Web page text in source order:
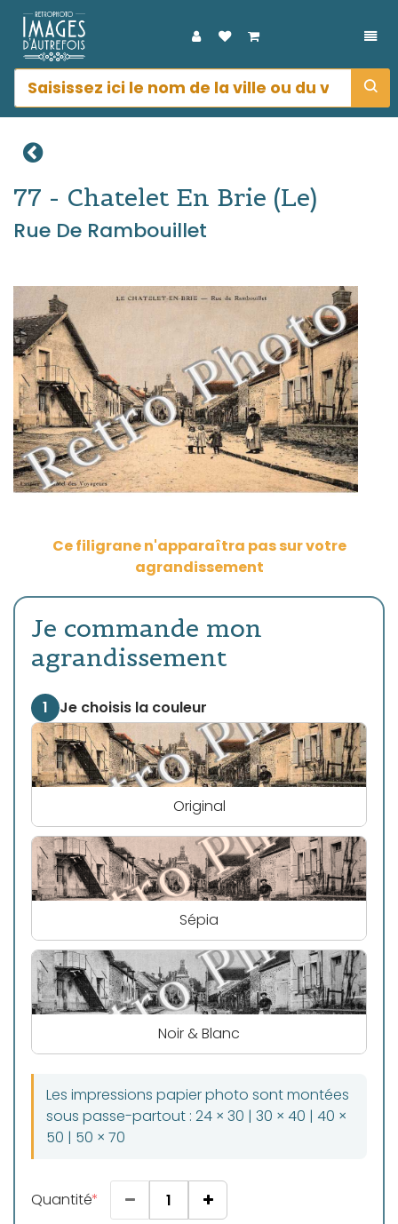
77 - Chatelet En Brie (le)
Rue De Rambouillet
Ce filigrane n'apparaîtra pas sur votre
agrandissement
Je commande mon
agrandissement
1 Je choisis la couleur
Original
Sépia
Noir & Blanc
Les impressions papier photo sont montées
sous passe-partout : 24 × 30 | 30 × 40 | 40 ×
50 | 50 × 70
Quantité